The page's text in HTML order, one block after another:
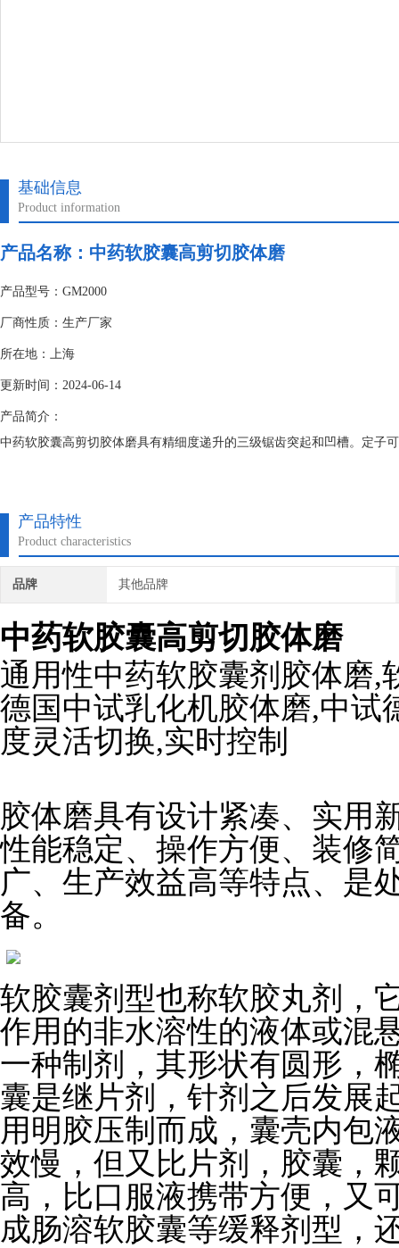
基础信息
Product information
产品名称：中药软胶囊高剪切胶体磨
产品型号：GM2000
厂商性质：生产厂家
所在地：上海
更新时间：2024-06-14
产品简介：
中药软胶囊高剪切胶体磨具有精细度递升的三级锯齿突起和凹槽。定子
产品特性
Product characteristics
品牌 其他品牌
中药软胶囊高剪切胶体磨
通用性中药软胶囊剂胶体磨,
德国中试乳化机胶体磨,中试
度灵活切换,实时控制
胶体磨具有设计紧凑、实用
性能稳定、操作方便、装修
广、生产效益高等特点、是
备。
软胶囊剂型也称软胶丸剂，
作用的非水溶性的液体或混
一种制剂，其形状有圆形，
囊是继片剂，针剂之后发展
用明胶压制而成，囊壳内包
效慢，但又比片剂，胶囊，
高，比口服液携带方便，又
成肠溶软胶囊等缓释剂型，